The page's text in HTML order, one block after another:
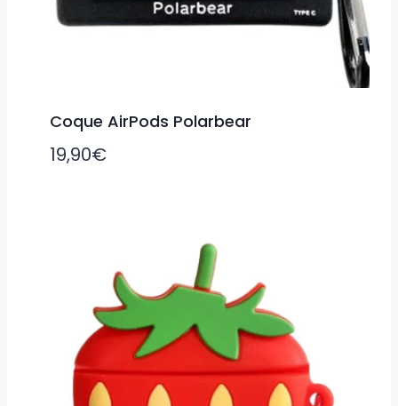
Coque AirPods Polarbear
19,90€